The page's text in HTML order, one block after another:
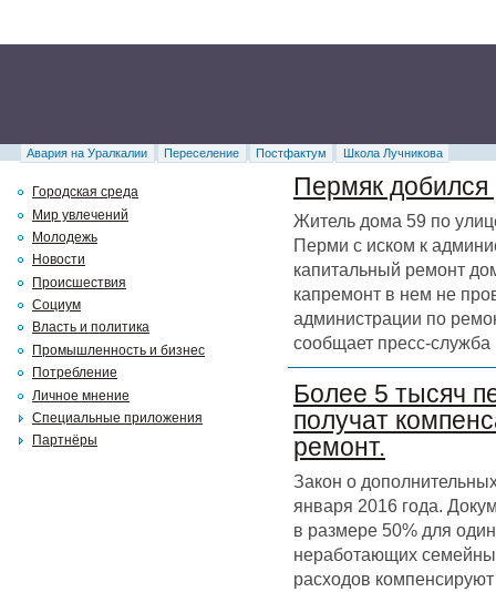
Авария на Уралкалии Переселение Постфактум Школа Лучникова
Пермяк добился
Житель дома 59 по
Перми с иском к
капитальный ремонт
капремонт в нем не
администрации по
сообщает пресс-служба
Более 5 тысяч
получат
ремонт.
Закон о
января 2016 года.
в размере 50% для
неработающих
расходов
Городская среда
Мир увлечений
Молодежь
Новости
Происшествия
Социум
Власть и политика
Промышленность и бизнес
Потребление
Личное мнение
Специальные приложения
Партнёры